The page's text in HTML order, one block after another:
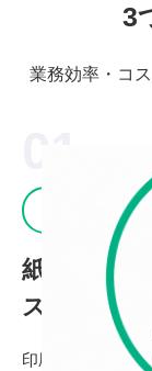
3
業務効率・コ
紙管理の煩
スタッフ
印刷・配布・ス